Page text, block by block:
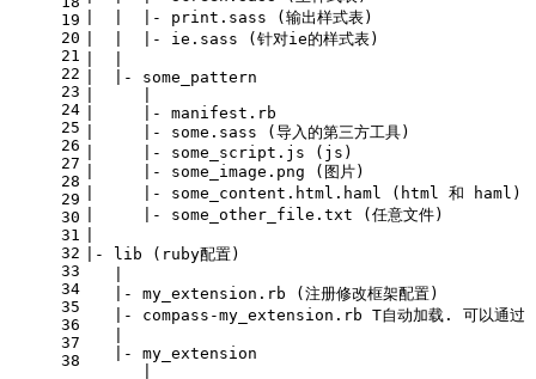
19
20
21
22
23
24
25
26
27
28
29
30
31
32
33
34
35
36
37
38
|  |  |- print.sass (输出样式表)
|  |  |- ie.sass (针对ie的样式表)
|  |- some_pattern
|     |- manifest.rb
|     |- some.sass (导入的第三方工具)
|     |- some_script.js (js)
|     |- some_image.png (图片)
|     |- some_content.html.haml (html 和 haml)
|     |- some_other_file.txt (任意文件)
|- lib (ruby配置)
   |- my_extension.rb (注册修改框架配置)
|- compass-my_extension.rb T自动加载. 可以通过
   |- my_extension